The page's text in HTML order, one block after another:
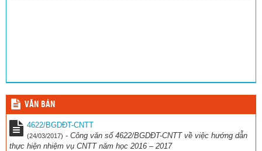
VĂN BẢN
4622/BGDĐT-CNTT
(24/03/2017) - Công văn số 4622/BGDĐT-CNTT về việc hướng dẫn
thực hiện nhiệm vụ CNTT năm học 2016 – 2017